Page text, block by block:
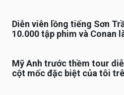
Diễn viên lồng tiếng Sơn
10.000 tập phim và Conan
Mỹ Anh trước thềm tour
cột mốc đặc biệt của tôi